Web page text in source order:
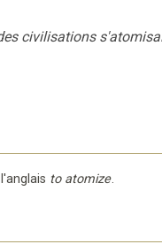
civilisations
to atomize.